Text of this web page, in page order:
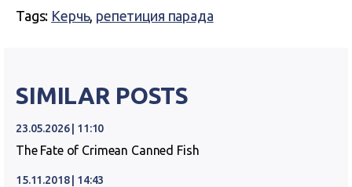
Tags: Керчь, репетиция парада
SIMILAR POSTS
23.05.2026 | 11:10
The Fate of Crimean Canned Fish
15.11.2018 | 14:43